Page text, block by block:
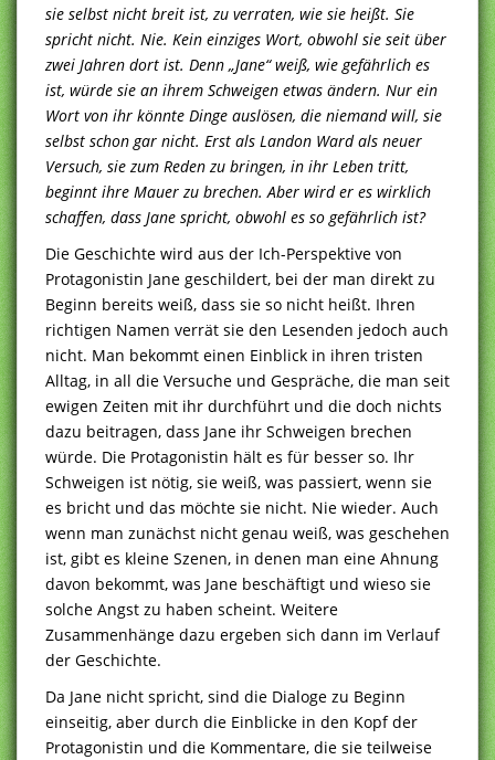
sie selbst nicht breit ist, zu verraten, wie sie heißt. Sie
spricht nicht. Nie. Kein einziges Wort, obwohl sie seit über
zwei Jahren dort ist. Denn „Jane“ weiß, wie gefährlich es
ist, würde sie an ihrem Schweigen etwas ändern. Nur ein
Wort von ihr könnte Dinge auslösen, die niemand will, sie
selbst schon gar nicht. Erst als Landon Ward als neuer
Versuch, sie zum Reden zu bringen, in ihr Leben tritt,
beginnt ihre Mauer zu brechen. Aber wird er es wirklich
schaffen, dass Jane spricht, obwohl es so gefährlich ist?
Die Geschichte wird aus der Ich-Perspektive von
Protagonistin Jane geschildert, bei der man direkt zu
Beginn bereits weiß, dass sie so nicht heißt. Ihren
richtigen Namen verrät sie den Lesenden jedoch auch
nicht. Man bekommt einen Einblick in ihren tristen
Alltag, in all die Versuche und Gespräche, die man seit
ewigen Zeiten mit ihr durchführt und die doch nichts
dazu beitragen, dass Jane ihr Schweigen brechen
würde. Die Protagonistin hält es für besser so. Ihr
Schweigen ist nötig, sie weiß, was passiert, wenn sie
es bricht und das möchte sie nicht. Nie wieder. Auch
wenn man zunächst nicht genau weiß, was geschehen
ist, gibt es kleine Szenen, in denen man eine Ahnung
davon bekommt, was Jane beschäftigt und wieso sie
solche Angst zu haben scheint. Weitere
Zusammenhänge dazu ergeben sich dann im Verlauf
der Geschichte.
Da Jane nicht spricht, sind die Dialoge zu Beginn
einseitig, aber durch die Einblicke in den Kopf der
Protagonistin und die Kommentare, die sie teilweise